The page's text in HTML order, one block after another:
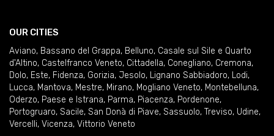
OUR CITIES
Aviano, Bassano del Grappa, Belluno, Casale sul Sile e Quarto
d'Altino, Castelfranco Veneto, Cittadella, Conegliano, Cremona,
Dolo, Este, Fidenza, Gorizia, Jesolo, Lignano Sabbiadoro, Lodi,
Lucca, Mantova, Mestre, Mirano, Mogliano Veneto, Montebelluna,
Oderzo, Paese e Istrana, Parma, Piacenza, Pordenone,
Portogruaro, Sacile, San Donà di Piave, Sassuolo, Treviso, Udine,
Vercelli, Vicenza, Vittorio Veneto